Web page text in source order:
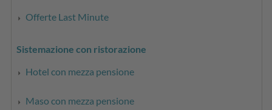
Offerte Last Minute
Sistemazione con ristorazione
Hotel con mezza pensione
Maso con mezza pensione